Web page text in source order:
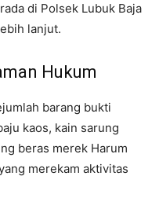
di Polsek Lubuk Baja
lanjut.
Hukum
barang bukti
kaos, kain sarung
beras merek Harum
merekam aktivitas